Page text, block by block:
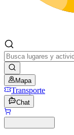
Mapa
Transporte
Chat